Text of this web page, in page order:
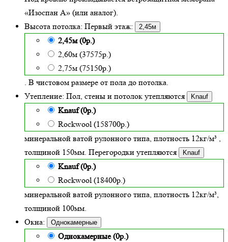
«Изоспан А» (или аналог).
Высота потолка: Первый этаж: 2,45м
2,45м (0р.)
2,60м (37575р.)
2,75м (75150р.)
. В чистовом размере от пола до потолка.
Утепление: Пол, стены и потолок утепляются Knauf
Knauf (0р.)
Rockwool (158700р.)
минеральной ватой рулонного типа, плотность 12кг/м³ ,
толщиной 150мм. Перегородки утепляются Knauf
Knauf (0р.)
Rockwool (18400р.)
минеральной ватой рулонного типа, плотность 12кг/м³,
толщиной 100мм.
Окна:
Однокамерные
Однокамерные (0р.)